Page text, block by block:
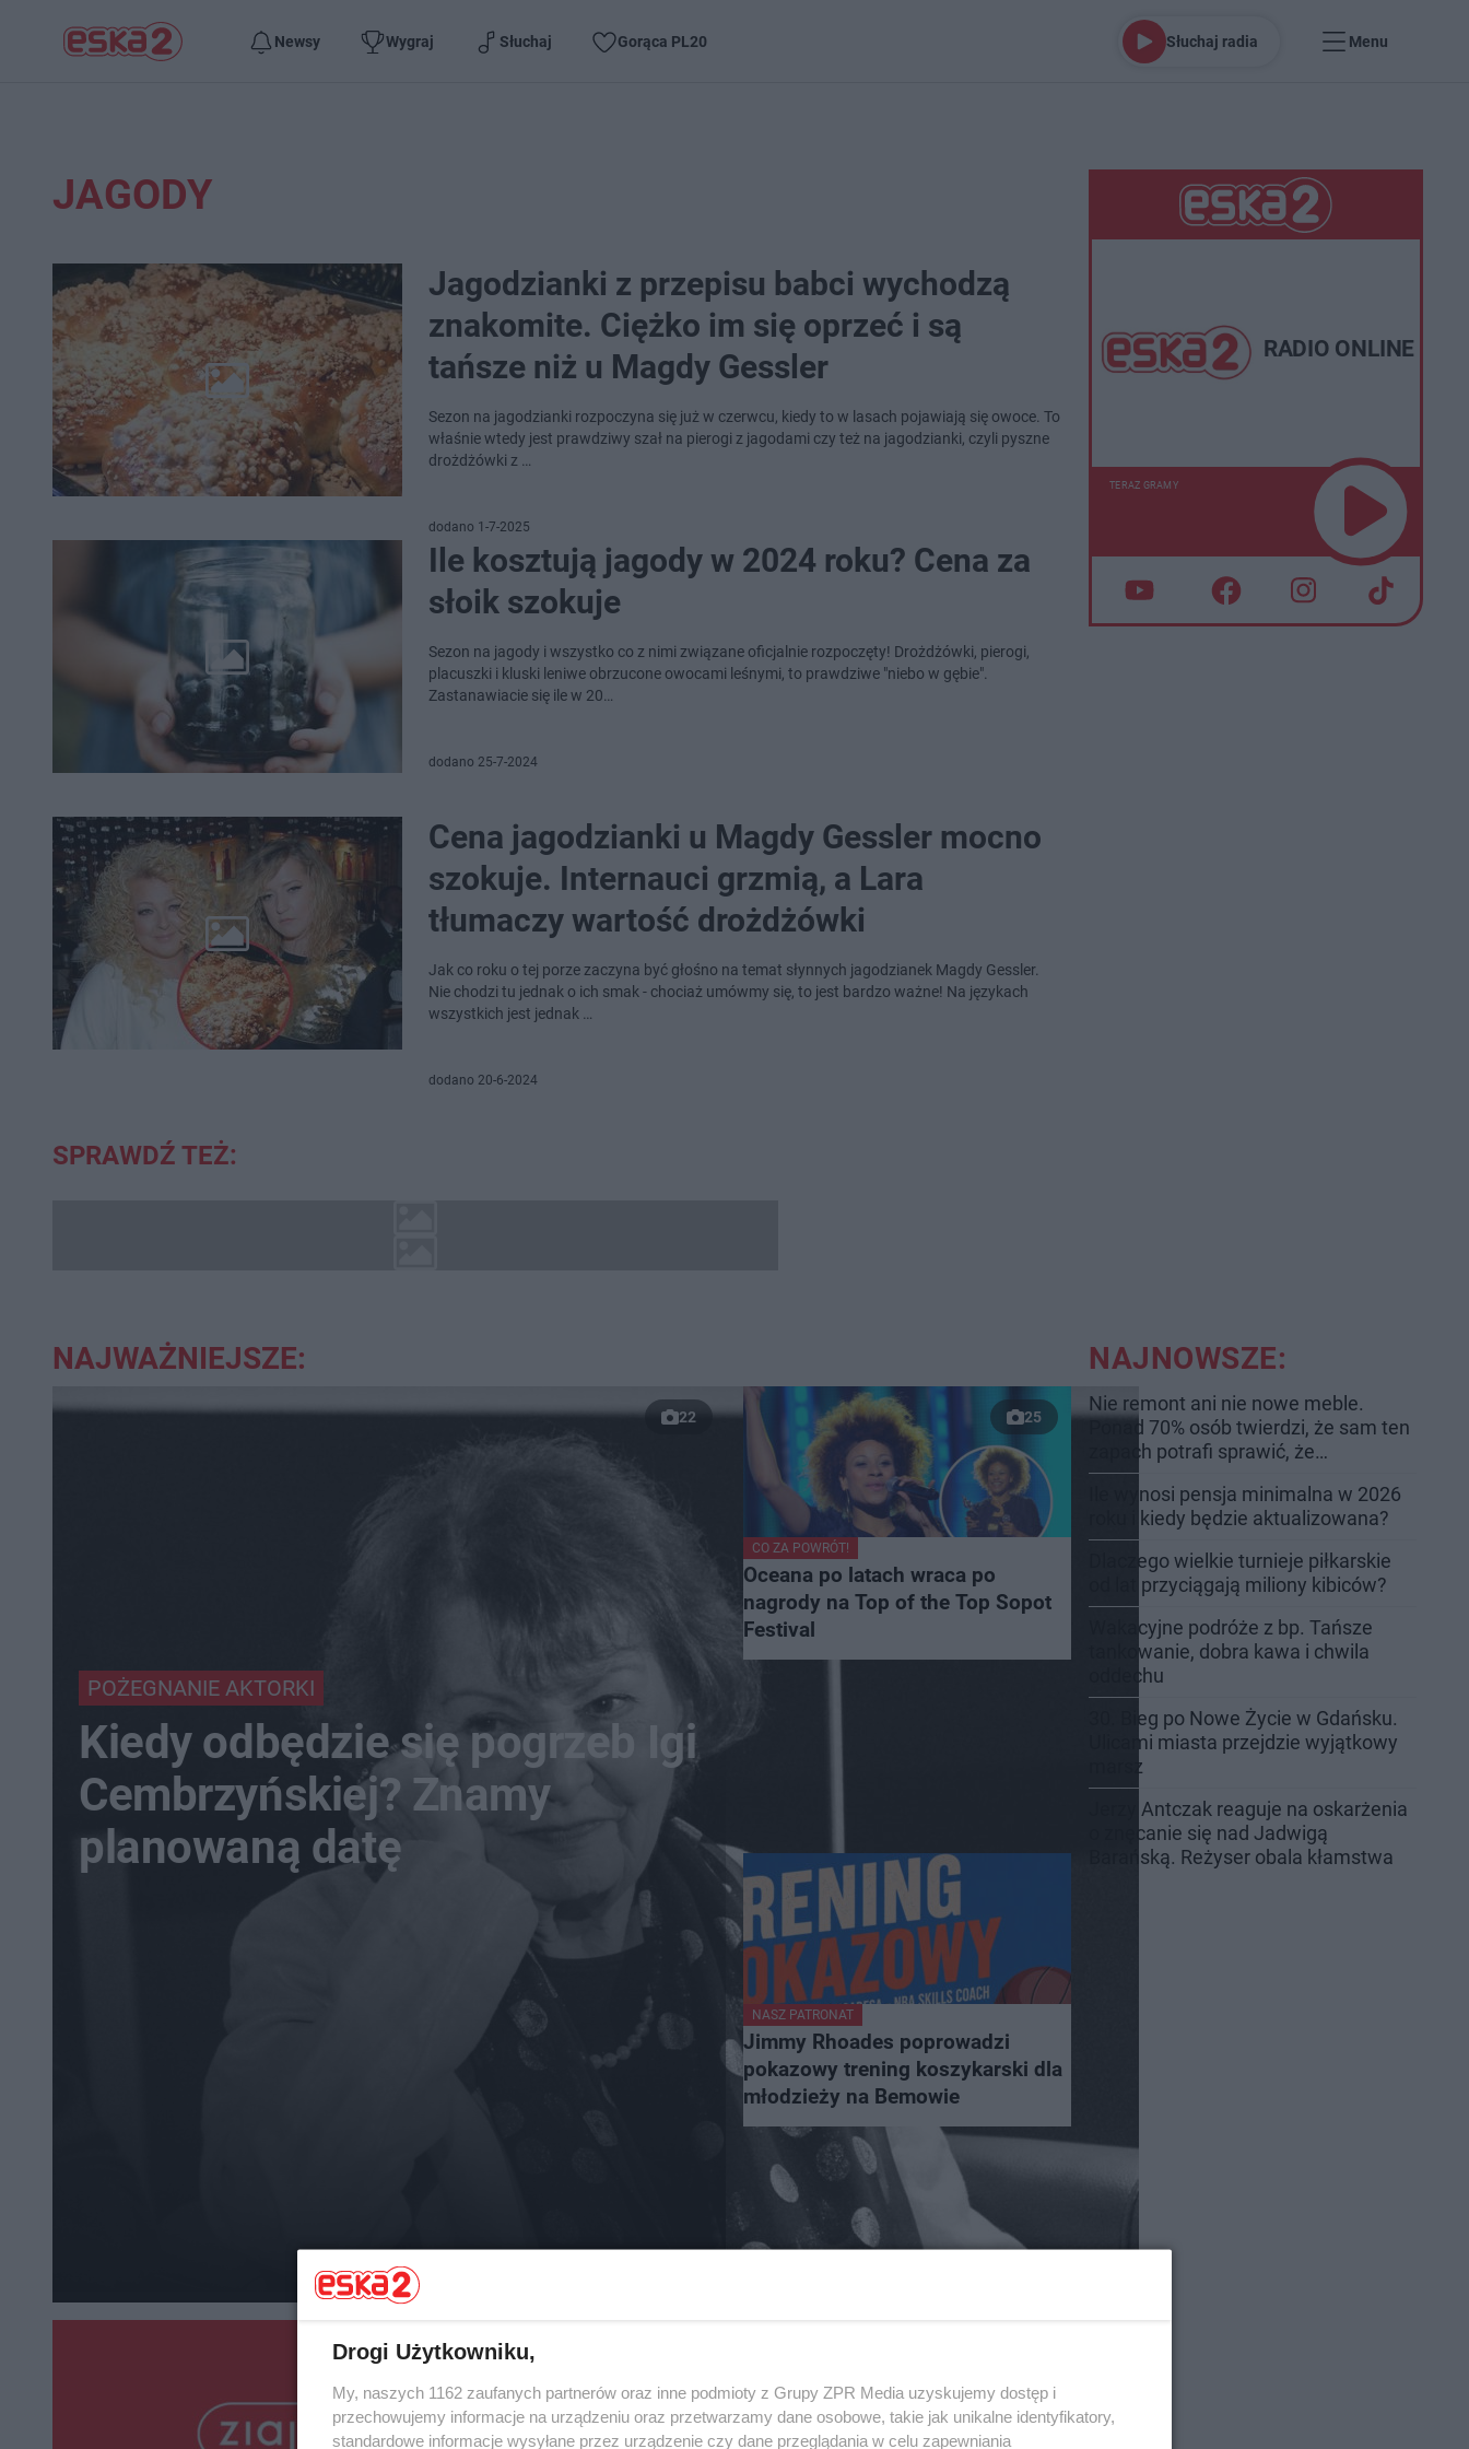
Newsy Wygraj Słuchaj Gorąca PL20 Słuchaj radia Menu
JAGODY
Jagodzianki z przepisu babci wychodzą
znakomite. Ciężko im się oprzeć i są
tańsze niż u Magdy Gessler
Sezon na jagodzianki rozpoczyna się już w czerwcu, kiedy to w lasach pojawiają się owoce. To
właśnie wtedy jest prawdziwy szał na pierogi z jagodami czy też na jagodzianki, czyli pyszne
drożdżówki z …
dodano 1-7-2025
Ile kosztują jagody w 2024 roku? Cena za
słoik szokuje
Sezon na jagody i wszystko co z nimi związane oficjalnie rozpoczęty! Drożdżówki, pierogi,
placuszki i kluski leniwe obrzucone owocami leśnymi, to prawdziwe "niebo w gębie".
Zastanawiacie się ile w 20…
dodano 25-7-2024
Cena jagodzianki u Magdy Gessler mocno
szokuje. Internauci grzmią, a Lara
tłumaczy wartość drożdżówki
Jak co roku o tej porze zaczyna być głośno na temat słynnych jagodzianek Magdy Gessler.
Nie chodzi tu jednak o ich smak - chociaż umówmy się, to jest bardzo ważne! Na językach
wszystkich jest jednak …
dodano 20-6-2024
RADIO ONLINE
TERAZ GRAMY
SPRAWDŹ TEŻ:
NAJWAŻNIEJSZE:
22
POŻEGNANIE AKTORKI
Kiedy odbędzie się pogrzeb Igi
Cembrzyńskiej? Znamy
planowaną datę
25
CO ZA POWRÓT!
Oceana po latach wraca po
nagrody na Top of the Top Sopot
Festival
NASZ PATRONAT
Jimmy Rhoades poprowadzi
pokazowy trening koszykarski dla
młodzieży na Bemowie
NAJNOWSZE:
Nie remont ani nie nowe meble.
Ponad 70% osób twierdzi, że sam ten
zapach potrafi sprawić, że
mieszkanie staje się domem
Ile wynosi pensja minimalna w 2026
roku i kiedy będzie aktualizowana?
Dlaczego wielkie turnieje piłkarskie
od lat przyciągają miliony kibiców?
Wakacyjne podróże z bp. Tańsze
tankowanie, dobra kawa i chwila
oddechu
30. Bieg po Nowe Życie w Gdańsku.
Ulicami miasta przejdzie wyjątkowy
marsz
Jerzy Antczak reaguje na oskarżenia
o znęcanie się nad Jadwigą
Barańską. Reżyser obala kłamstwa
Drogi Użytkowniku,
My, naszych 1162 zaufanych partnerów oraz inne podmioty z Grupy ZPR Media uzyskujemy dostęp i
przechowujemy informacje na urządzeniu oraz przetwarzamy dane osobowe, takie jak unikalne identyfikatory,
standardowe informacje wysyłane przez urządzenie czy dane przeglądania w celu zapewniania